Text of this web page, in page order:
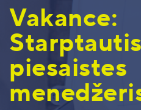
Vakance:
piesaistes